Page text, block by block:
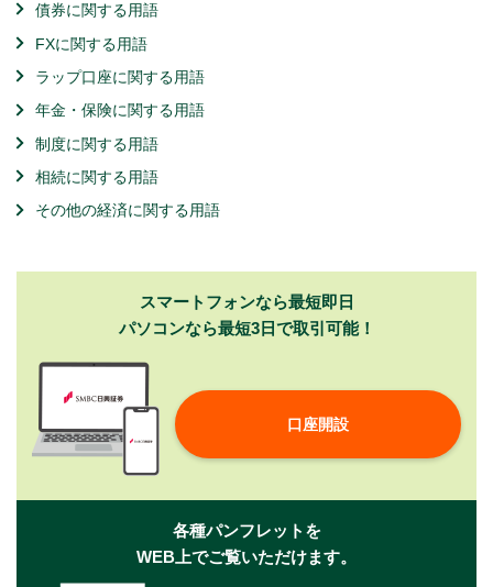
債券に関する用語
FXに関する用語
ラップ口座に関する用語
年金・保険に関する用語
制度に関する用語
相続に関する用語
その他の経済に関する用語
スマートフォンなら最短即日
パソコンなら最短3日で取引可能！
口座開設
各種パンフレットを
WEB上でご覧いただけます。